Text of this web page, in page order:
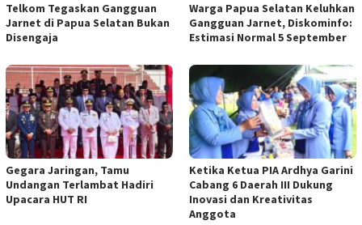
Telkom Tegaskan Gangguan
Jarnet di Papua Selatan Bukan
Disengaja
Warga Papua Selatan Keluhkan
Gangguan Jarnet, Diskominfo:
Estimasi Normal 5 September
Gegara Jaringan, Tamu
Undangan Terlambat Hadiri
Upacara HUT RI
Ketika Ketua PIA Ardhya Garini
Cabang 6 Daerah III Dukung
Inovasi dan Kreativitas
Anggota